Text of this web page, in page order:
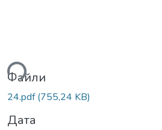
Файли
24.pdf(755,24 KB)
Дата